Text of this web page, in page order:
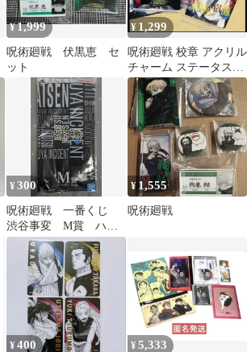
¥1,999
呪術廻戦 伏黒恵 セ
ット
¥ 1,299
呪術廻戦 校章 アクリル
チャーム ステータスカ
ード ウエハース 3点 匿
名配送
¥300
呪術廻戦 一番くじ
渋谷事変 M賞 ハー
フタオル 与幸吉
¥ 1,555
呪術廻戦
¥400 ¥5,333